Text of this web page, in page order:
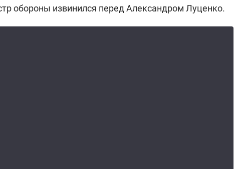
обороны извинился перед Александром Луценко.